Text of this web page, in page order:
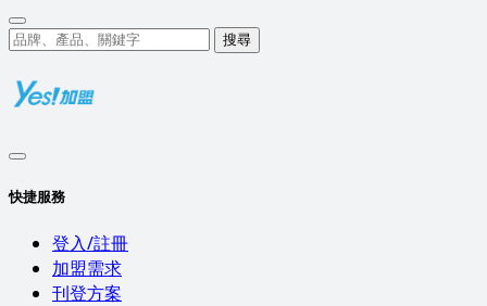
搜尋
快捷服務
登入/註冊
加盟需求
刊登方案